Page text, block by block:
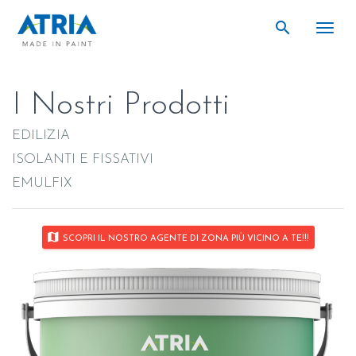
search
I Nostri Prodotti
EDILIZIA
ISOLANTI E FISSATIVI
EMULFIX
map SCOPRI IL NOSTRO AGENTE DI ZONA PIÙ VICINO A TE!!!